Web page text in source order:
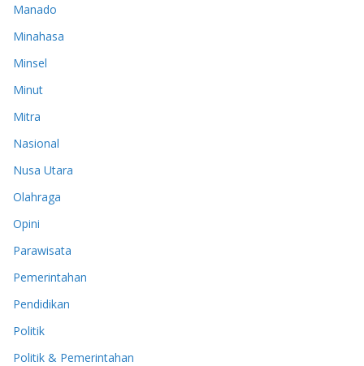
Manado
Minahasa
Minsel
Minut
Mitra
Nasional
Nusa Utara
Olahraga
Opini
Parawisata
Pemerintahan
Pendidikan
Politik
Politik & Pemerintahan